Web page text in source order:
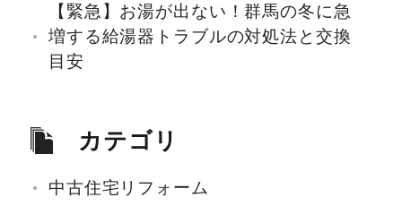
【緊急】お湯が出ない！群馬の冬に急
増する給湯器トラブルの対処法と交換
目安
カテゴリ
中古住宅リフォーム